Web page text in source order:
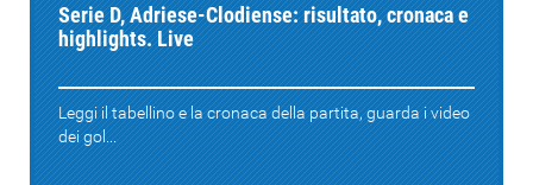
Serie D, Adriese-Clodiense: risultato, cronaca e
highlights. Live
Leggi il tabellino e la cronaca della partita, guarda i video
dei gol...